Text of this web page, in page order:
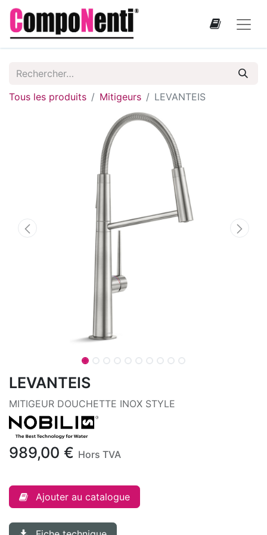
Tous les produits Mitigeurs LEVANTEIS
LEVANTEIS
MITIGEUR DOUCHETTE INOX STYLE
989,00 € Hors TVA
Ajouter au catalogue